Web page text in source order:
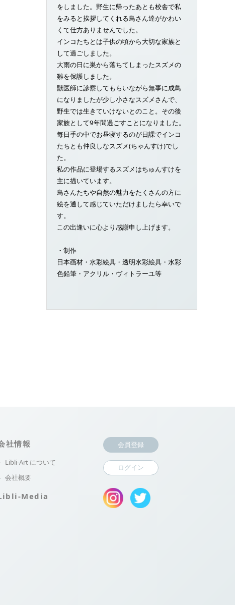
をしました。野生に帰ったあとも校舎で私
をみると挨拶してくれる鳥さん達がかわい
くて仕方ありませんでした。
インコたちとは子供の頃から大切な家族と
して過ごしました。
大雨の日に巣から落ちてしまったスズメの
雛を保護しました。
獣医師に診察してもらいながら無事に成鳥
になりましたが少し小さなスズメさんで、
野生では生きていけないとのこと。その後
家族として9年間過ごすことになりました。
毎日手の中でお昼寝するのが日課でインコ
たちとも仲良しなスズメ(ちゃんすけ)でし
た。
私の作品に登場するスズメはちゅんすけを
主に描いています。
鳥さんたちや自然の魅力をたくさんの方に
絵を通して感じていただけましたら幸いで
す。
この出逢いに心より感謝申し上げます。
・制作
日本画材・水彩絵具・透明水彩絵具・水彩
色鉛筆・アクリル・ヴィトラーユ等
社情報
Libli-Art について
会社概要
Media
会員登録
ログイン